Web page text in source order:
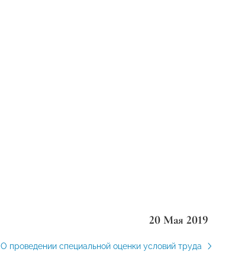
20 Мая 2019
О проведении специальной оценки условий труда